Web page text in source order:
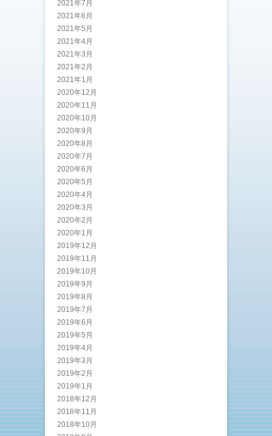
2021年7月
2021年6月
2021年5月
2021年4月
2021年3月
2021年2月
2021年1月
2020年12月
2020年11月
2020年10月
2020年9月
2020年8月
2020年7月
2020年6月
2020年5月
2020年4月
2020年3月
2020年2月
2020年1月
2019年12月
2019年11月
2019年10月
2019年9月
2019年8月
2019年7月
2019年6月
2019年5月
2019年4月
2019年3月
2019年2月
2019年1月
2018年12月
2018年11月
2018年10月